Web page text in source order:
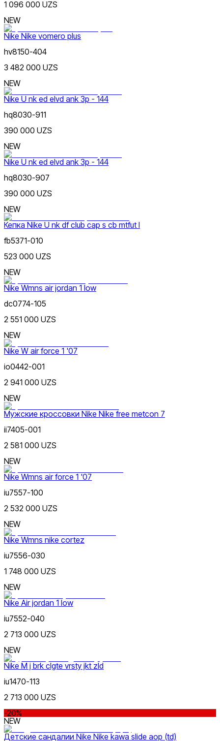
1 096 000 UZS
NEW
Nike Nike vomero plus
hv8150-404
3 482 000 UZS
NEW
Nike U nk ed elvd ank 3p - 144
hq8030-911
390 000 UZS
NEW
Nike U nk ed elvd ank 3p - 144
hq8030-907
390 000 UZS
NEW
Кепка Nike U nk df club cap s cb mtfut l
fb5371-010
523 000 UZS
NEW
Nike Wmns air jordan 1 low
dc0774-105
2 551 000 UZS
NEW
Nike W air force 1 '07
io0442-001
2 941 000 UZS
NEW
Мужские кроссовки Nike Nike free metcon 7
ii7405-001
2 581 000 UZS
NEW
Nike Wmns air force 1 '07
iu7557-100
2 532 000 UZS
NEW
Nike Wmns nike cortez
iu7556-030
1 748 000 UZS
NEW
Nike Air jordan 1 low
iu7552-040
2 713 000 UZS
NEW
Nike M j brk clgte vrsty jkt zld
iu1470-113
2 713 000 UZS
-20%
NEW
Детские сандалии Nike Nike kawa slide aop (td)